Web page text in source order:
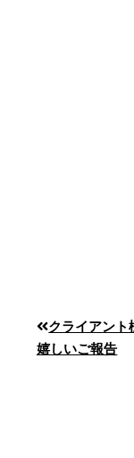
クライアント
嬉しいご報告